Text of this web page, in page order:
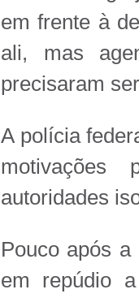
em frente à
ali, mas
precisaram
A polícia
motivações
autoridades
Pouco após
em repúdio